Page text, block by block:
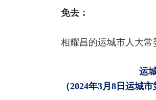
免去：
相耀昌的运城市人大常
运
（2024年3月8日运城